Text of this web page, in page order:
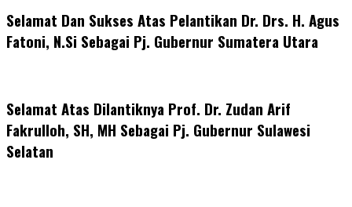
Selamat Dan Sukses Atas Pelantikan Dr. Drs. H. Agus
Fatoni, N.Si Sebagai Pj. Gubernur Sumatera Utara
Selamat Atas Dilantiknya Prof. Dr. Zudan Arif
Fakrulloh, SH, MH Sebagai Pj. Gubernur Sulawesi
Selatan